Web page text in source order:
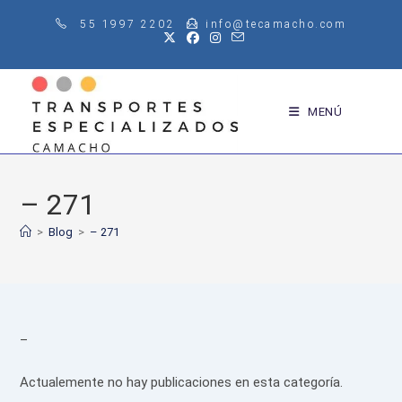
55 1997 2202 info@tecamacho.com
MENÚ
– 271
> Blog > – 271
–
Actualemente no hay publicaciones en esta categoría.